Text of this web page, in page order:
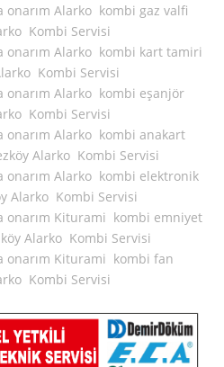
onarım Alarko kombi gaz valfi
Kombi Servisi
onarım Alarko kombi kart tamiri
Kombi Servisi
onarım Alarko kombi eşanjör
Kombi Servisi
onarım Alarko kombi anakart
Alarko Kombi Servisi
onarım Alarko kombi elektronik
Alarko Kombi Servisi
onarım Kiturami kombi emniyet
Alarko Kombi Servisi
onarım Kiturami kombi fan
Kombi Servisi